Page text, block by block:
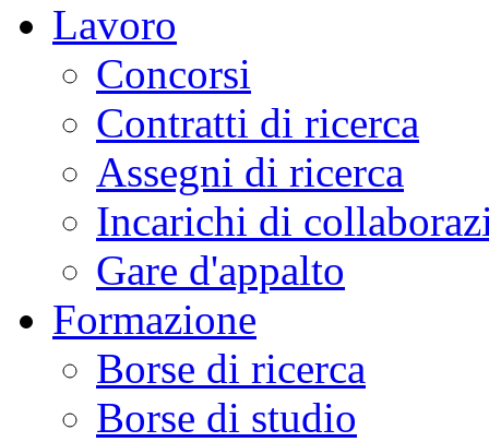
Lavoro
Concorsi
Contratti di ricerca
Assegni di ricerca
Incarichi di
Gare d'appalto
Formazione
Borse di ricerca
Borse di studio